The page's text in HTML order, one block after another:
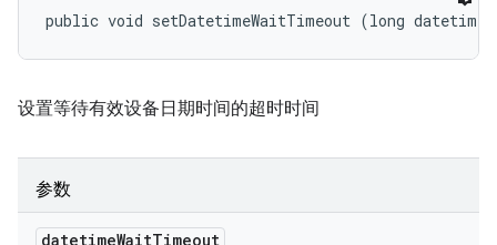
public void setDatetimeWaitTimeout (long
设置等待有效设备日期时间的超时时间
参数
datetimeWaitTimeout